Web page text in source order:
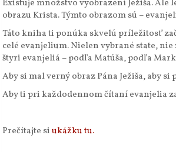
Existuje množstvo vyobrazení Ježiša.
obrazu Krista. Týmto obrazom sú –
Táto kniha ti ponúka skvelú príležitosť
celé evanjelium. Nielen vybrané state,
štyri evanjeliá – podľa Matúša, podľa
Aby si mal verný obraz Pána Ježiša, aby
Aby ti pri každodennom čítaní evanjelia
Prečítajte siukážku tu.